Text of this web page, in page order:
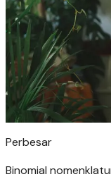
Perbesar
Binomial